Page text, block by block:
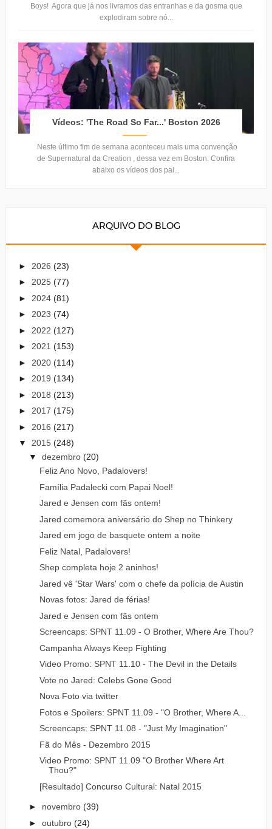
Boys! Agora que já nos livramos das entranhas e da gosma que
explodiram sobre nó...
Vídeos: 'The Road So Far...' Boston 2026
Neste último fim de semana aconteceu mais uma convenção
de Supernatural da Creation , dessa vez em Boston. Confira
abaixo os vídeos dos pai...
ARQUIVO DO BLOG
► 2026 (23)
► 2025 (77)
► 2024 (81)
► 2023 (74)
► 2022 (127)
► 2021 (153)
► 2020 (114)
► 2019 (134)
► 2018 (213)
► 2017 (175)
► 2016 (217)
▼ 2015 (248)
▼ dezembro (20)
Feliz Ano Novo, Padalovers!
Família Padalecki com Papai Noel!
Jared e Jensen com fãs ontem!
Jared comemora aniversário do Shep no Thinkery
Jared em jogo de basquete ontem a noite
Feliz Natal, Padalovers!
Shep completa hoje 2 aninhos!
Jared vê 'Star Wars' com o chefe da polícia de Austin
Novas fotos: Jared de férias!
Jared e Jensen com fãs ontem
Screencaps: SPNT 11.09 - O Brother, Where Are Thou?
Campanha Always Keep Fighting
Video Promo: SPNT 11.10 - The Devil in the Details
Vote no Jared: Celebs Gone Good
Nova Foto via twitter
Fotos e Spoilers: SPNT 11.09 - "O Brother, Where A...
Screencaps: SPNT 11.08 - "Just My Imagination"
Fã do Mês - Dezembro 2015
Video Promo: SPNT 11.09 "O Brother Where Art
Thou?"
[Resultado] Concurso Cultural: Natal 2015
► novembro (39)
► outubro (24)